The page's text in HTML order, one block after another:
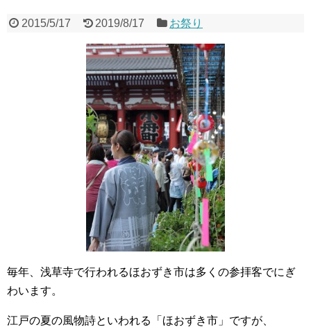
2015/5/17 2019/8/17 お祭り
毎年、浅草寺で行われるほおずき市は多くの参拝客でにぎ
わいます。
江戸の夏の風物詩といわれる「ほおずき市」ですが、